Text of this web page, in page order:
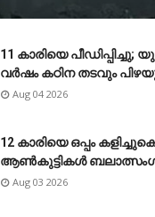
11 കാരിയെ പീഡിപ്പിച്ചു;
വർഷം കഠിന തടവും
Aug 04 2026
12 കാരിയെ ഒപ്പം
ആൺകുട്ടികൾ
Aug 03 2026